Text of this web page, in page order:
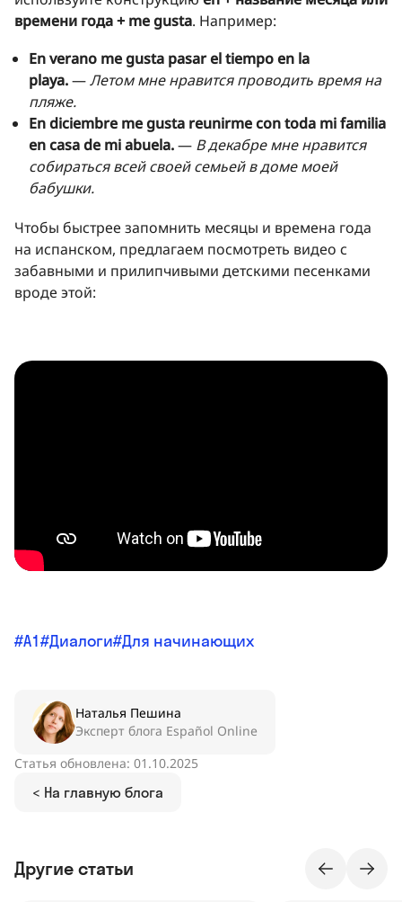
времени года + me gusta. Например:
En verano me gusta pasar el tiempo en la
playa.—Летом мне нравится проводить время на
пляже.
En diciembre me gusta reunirme con toda mi familia
en casa de mi abuela.— В декабре мне нравится
собираться всей своей семьей в доме моей
бабушки.
Чтобы быстрее запомнить месяцы и времена года
на испанском, предлагаем посмотреть видео с
забавными и прилипчивыми детскими песенками
вроде этой:
A1 Диалоги Для начинающих
< На главную блога
Статья обновлена: 01.10.2025
Наталья Пешина
Эксперт блога Español Online
Другие статьи